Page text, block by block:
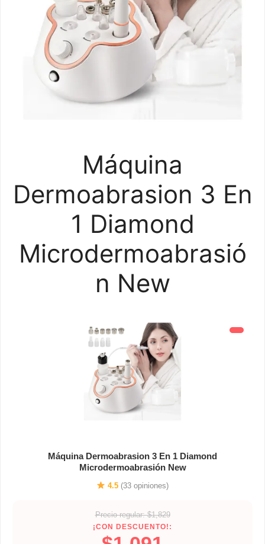
Máquina
Dermoabrasion 3 En
1 Diamond
Microdermoabrasió
n New
Máquina Dermoabrasion 3 En 1 Diamond
Microdermoabrasión New
4.5 (33 opiniones)
Precio regular: $1,829
¡CON DESCUENTO!: